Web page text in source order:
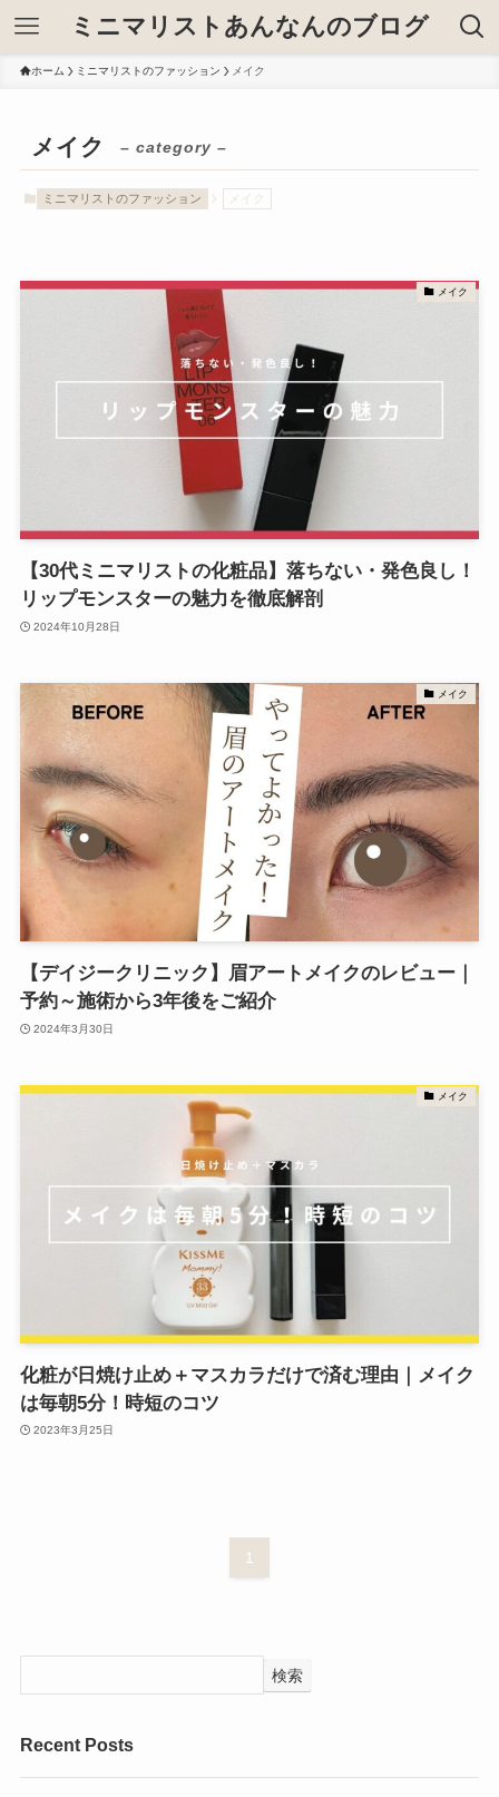
ミニマリストあんなんのブログ
ホーム ミニマリストのファッション メイク
メイク – category –
ミニマリストのファッション メイク
メイク
【30代ミニマリストの化粧品】落ちない・発色良し！
リップモンスターの魅力を徹底解剖
2024年10月28日
メイク
【デイジークリニック】眉アートメイクのレビュー｜
予約～施術から3年後をご紹介
2024年3月30日
メイク
化粧が日焼け止め＋マスカラだけで済む理由｜メイク
は毎朝5分！時短のコツ
2023年3月25日
1
検索
Recent Posts